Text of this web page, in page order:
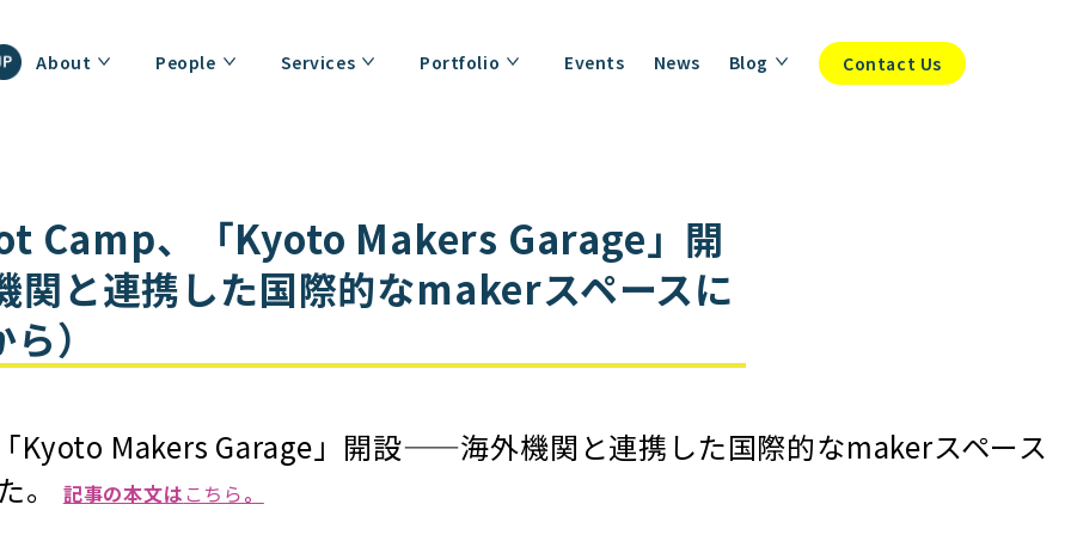
About People Services Portfolio Events News Blog Contact Us
Camp、「Kyoto Makers Garage」開
と連携した国際的なmakerスペースに
）
Kyoto Makers Garage」開設——海外機関と連携した国際的なmakerスペース
。
記事の本文は こちら。